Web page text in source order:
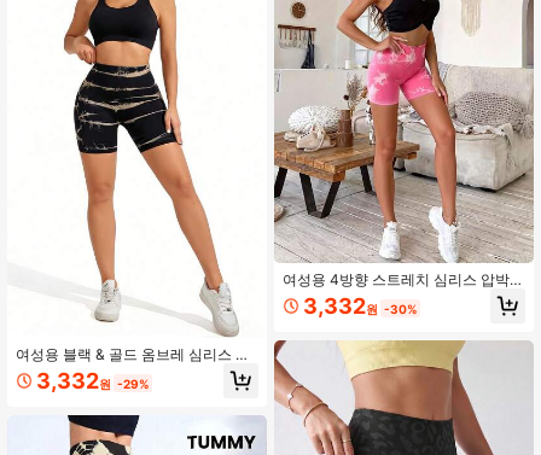
여성용 블랙 & 골드 옴브레 심리스 하
이웨이스트 요가 쇼츠, 4방향 스트레
치 허리 & 복부 컨트롤 바이크 쇼츠 스
3,332원 -29%
여성용 4방향 스트레치 심리스 압박
반바지.. 고밀도, 기계 세탁 가능. 엉덩
이 리프팅 반바지. 스포츠
3,332원 -30%